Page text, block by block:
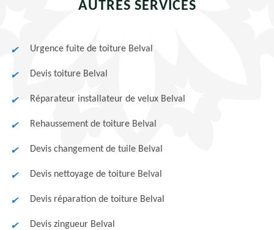
AUTRES SERVICES
Urgence fuite de toiture Belval
Devis toiture Belval
Réparateur installateur de velux Belval
Rehaussement de toiture Belval
Devis changement de tuile Belval
Devis nettoyage de toiture Belval
Devis réparation de toiture Belval
Devis zingueur Belval